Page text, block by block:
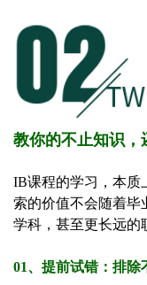
教你的不止知识，
IB课程的学习，本质
索的价值不会随着
学科，甚至更长远的
01、提前试错：排除